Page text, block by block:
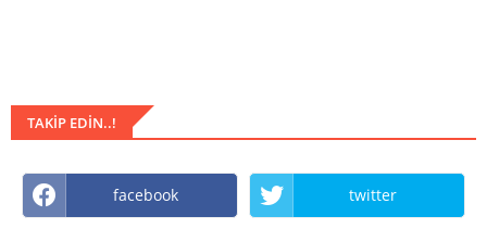
TAKIP EDIN..!
facebook twitter